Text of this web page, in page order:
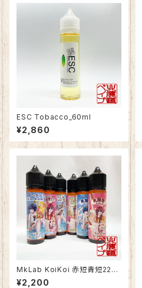
ESC Tobacco_60ml
¥2,860
MkLab KoiKoi 赤短青短220
0シリーズ
¥2,200